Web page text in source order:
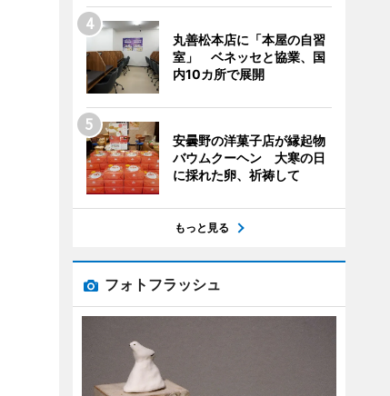
丸善松本店に「本屋の自習
室」 ベネッセと協業、国
内10カ所で展開
安曇野の洋菓子店が縁起物
バウムクーヘン 大寒の日
に採れた卵、祈祷して
もっと見る
フォトフラッシュ